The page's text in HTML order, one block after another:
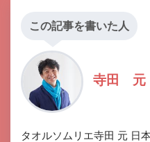
この記事を書いた人
寺田 元
タオルソムリエ寺田 元 日